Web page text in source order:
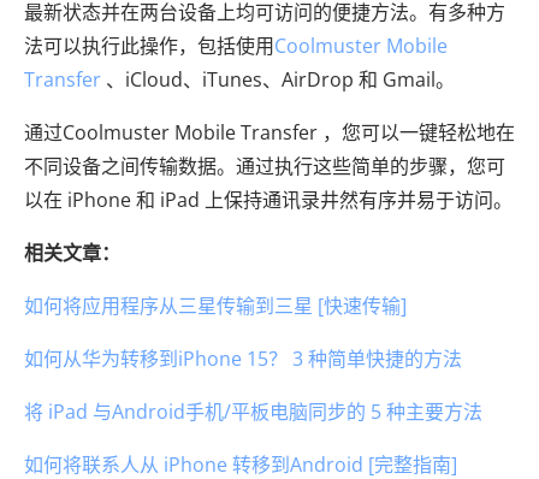
最新状态并在两台设备上均可访问的便捷方法。有多种方
法可以执行此操作，包括使用Coolmuster Mobile
Transfer 、iCloud、iTunes、AirDrop 和 Gmail。
通过Coolmuster Mobile Transfer ，您可以一键轻松地在
不同设备之间传输数据。通过执行这些简单的步骤，您可
以在 iPhone 和 iPad 上保持通讯录井然有序并易于访问。
相关文章：
如何将应用程序从三星传输到三星 [快速传输]
如何从华为转移到iPhone 15？ 3 种简单快捷的方法
将 iPad 与Android手机/平板电脑同步的 5 种主要方法
如何将联系人从 iPhone 转移到Android [完整指南]